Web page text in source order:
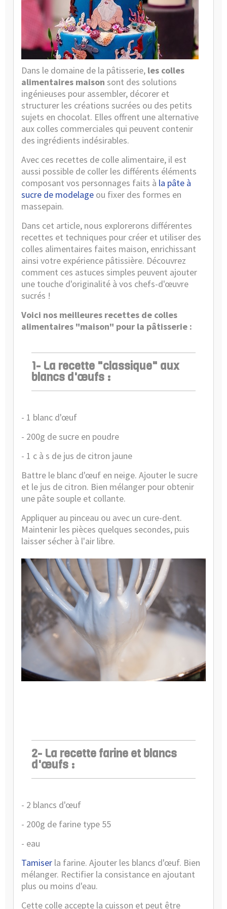
Dans le domaine de la pâtisserie, les colles
alimentaires maison sont des solutions
ingénieuses pour assembler, décorer et
structurer les créations sucrées ou des petits
sujets en chocolat. Elles offrent une alternative
aux colles commerciales qui peuvent contenir
des ingrédients indésirables.
Avec ces recettes de colle alimentaire, il est
aussi possible de coller les différents éléments
composant vos personnages faits à la pâte à
sucre de modelage ou fixer des formes en
massepain.
Dans cet article, nous explorerons différentes
recettes et techniques pour créer et utiliser des
colles alimentaires faites maison, enrichissant
ainsi votre expérience pâtissière. Découvrez
comment ces astuces simples peuvent ajouter
une touche d'originalité à vos chefs-d'œuvre
sucrés !
Voici nos meilleures recettes de colles
alimentaires "maison" pour la pâtisserie :
1- La recette "classique" aux
blancs d'œufs :
- 1 blanc d'œuf
- 200g de sucre en poudre
- 1 c à s de jus de citron jaune
Battre le blanc d'œuf en neige. Ajouter le sucre
et le jus de citron. Bien mélanger pour obtenir
une pâte souple et collante.
Appliquer au pinceau ou avec un cure-dent.
Maintenir les pièces quelques secondes, puis
laisser sécher à l'air libre.
2- La recette farine et blancs
d'œufs :
- 2 blancs d'œuf
- 200g de farine type 55
- eau
Tamiser la farine. Ajouter les blancs d'œuf. Bien
mélanger. Rectifier la consistance en ajoutant
plus ou moins d'eau.
Cette colle accepte la cuisson et peut être